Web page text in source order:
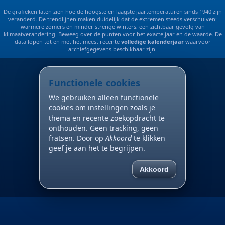
De grafieken laten zien hoe de hoogste en laagste jaartemperaturen sinds 1940 zijn
veranderd. De trendlijnen maken duidelijk dat de extremen steeds verschuiven:
warmere zomers en minder strenge winters, een zichtbaar gevolg van
klimaatverandering. Beweeg over de punten voor het exacte jaar en de waarde. De
data lopen tot en met het meest recente volledige kalenderjaarwaarvoor
archiefgegevens beschikbaar zijn.
Functionele cookies
We gebruiken alleen functionele
cookies om instellingen zoals je
thema en recente zoekopdracht te
onthouden. Geen tracking, geen
fratsen. Door opAkkoordte klikken
geef je aan het te begrijpen.
Akkoord